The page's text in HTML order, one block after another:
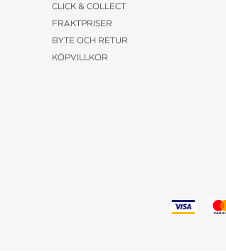
CLICK & COLLECT
FRAKTPRISER
BYTE OCH RETUR
KÖPVILLKOR